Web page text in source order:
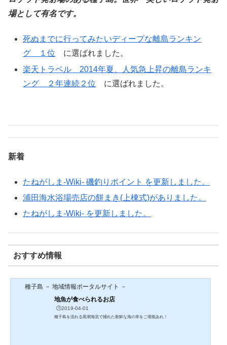
場として有名です。
死ぬまでに行ってみたいディープな離島ランキン
グ １位 に選ばれました。
楽天トラベル 2014年夏、人気急上昇の離島ランキ
ング ２年連続２位 に選ばれました。
新着
たねがしま-Wiki- 磯釣りポイント を更新しました。
浦田海水浴場売店の餅まき(上棟式)がありました。
たねがしま-Wiki- を更新しました。
おすすめ情報
種子島 － 地域情報ポータルサイト －
地魚が食べられるお店
🕒️2019-04-01
種子島を流れる黒潮海流で捕れた新鮮な海の幸をご堪能あれ！